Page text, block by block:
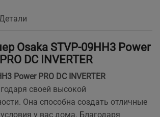
Osaka STVP-09HH3 Power
PRO DC INVERTER
Power PRO DC INVERTER
своей высокой
Она способна создать отличные
у вас дома. Благодаря